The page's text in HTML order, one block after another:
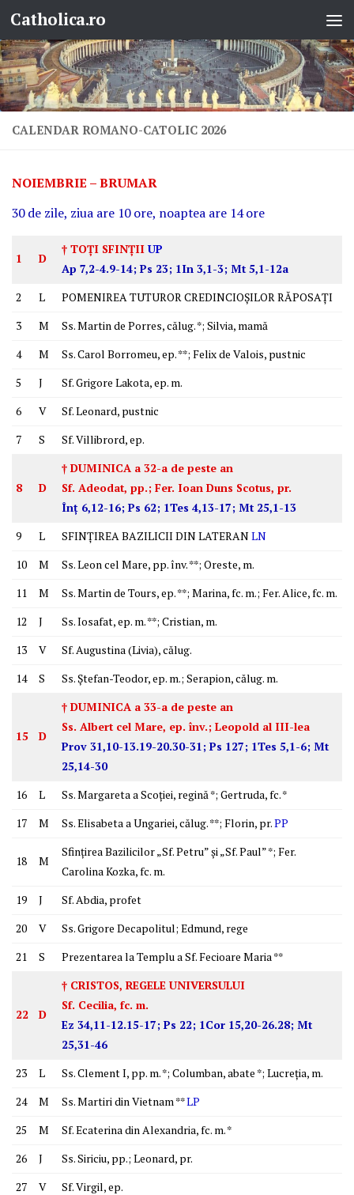
Skip to content
Catholica.ro
CALENDAR ROMANO-CATOLIC 2026
NOIEMBRIE – BRUMAR
30 de zile, ziua are 10 ore, noaptea are 14 ore
1 D
† TOŢI SFINŢII UP
Ap 7,2-4.9-14; Ps 23; 1In 3,1-3; Mt 5,1-12a
2
L
POMENIREA TUTUROR CREDINCIOŞILOR RĂPOSAŢI
3
M
Ss. Martin de Porres, călug. *; Silvia, mamă
4
M
Ss. Carol Borromeu, ep. **; Felix de Valois, pustnic
5
J
Sf. Grigore Lakota, ep. m.
6
V
Sf. Leonard, pustnic
7
S Sf. Villibrord, ep.
8 D
† DUMINICA a 32-a de peste an
Sf. Adeodat, pp.; Fer. Ioan Duns Scotus, pr.
Înţ 6,12-16; Ps 62; 1Tes 4,13-17; Mt 25,1-13
9
L SFINŢIREA BAZILICII DIN LATERANLN
10
M
Ss. Leon cel Mare, pp. înv. **; Oreste, m.
11
M
Ss. Martin de Tours, ep. **; Marina, fc. m.; Fer. Alice, fc. m.
12
J
Ss. Iosafat, ep. m. **; Cristian, m.
13
V
Sf. Augustina (Livia), călug.
14
S Ss. Ştefan-Teodor, ep. m.; Serapion, călug. m.
15 D
† DUMINICA a 33-a de peste an
Ss. Albert cel Mare, ep. înv.; Leopold al III-lea
Prov 31,10-13.19-20.30-31; Ps 127; 1Tes 5,1-6; Mt
25,14-30
16
L
Ss. Margareta a Scoţiei, regină *; Gertruda, fc. *
17
M Ss. Elisabeta a Ungariei, călug. **; Florin, pr.PP
18 M
Sfinţirea Bazilicilor „Sf. Petru” şi „Sf. Paul” *; Fer.
Carolina Kozka, fc. m.
19
J
Sf. Abdia, profet
20
V
Ss. Grigore Decapolitul; Edmund, rege
21
S Prezentarea la Templu a Sf. Fecioare Maria **
22 D
† CRISTOS, REGELE UNIVERSULUI
Sf. Cecilia, fc. m.
Ez 34,11-12.15-17; Ps 22; 1Cor 15,20-26.28; Mt
25,31-46
23
L
Ss. Clement I, pp. m. *; Columban, abate *; Lucreţia, m.
24
M Ss. Martiri din Vietnam **LP
25
M
Sf. Ecaterina din Alexandria, fc. m. *
26
J
Ss. Siriciu, pp.; Leonard, pr.
27
V
Sf. Virgil, ep.